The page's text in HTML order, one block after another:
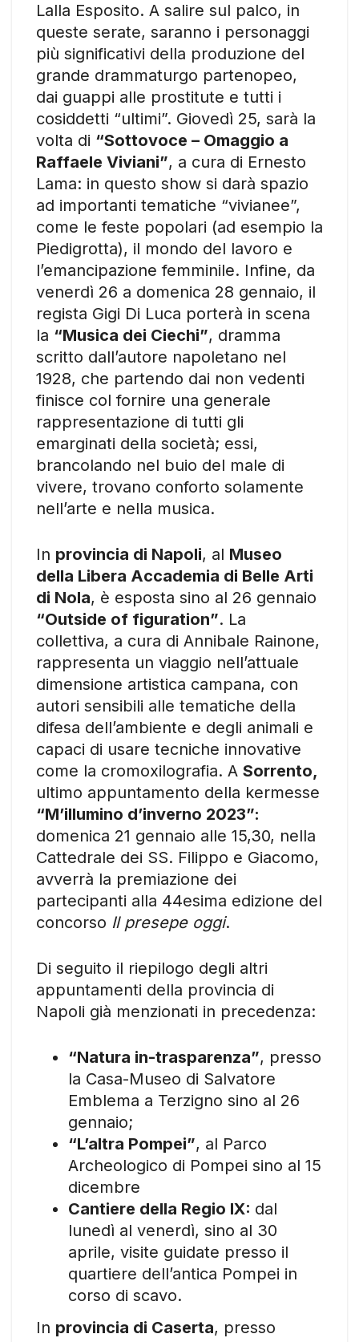
Lalla Esposito. A salire sul palco, in
queste serate, saranno i personaggi
più significativi della produzione del
grande drammaturgo partenopeo,
dai guappi alle prostitute e tutti i
cosiddetti “ultimi”. Giovedì 25, sarà la
volta di “Sottovoce – Omaggio a
Raffaele Viviani”, a cura di Ernesto
Lama: in questo show si darà spazio
ad importanti tematiche “vivianee”,
come le feste popolari (ad esempio la
Piedigrotta), il mondo del lavoro e
l’emancipazione femminile. Infine, da
venerdì 26 a domenica 28 gennaio, il
regista Gigi Di Luca porterà in scena
la “Musica dei Ciechi”, dramma
scritto dall’autore napoletano nel
1928, che partendo dai non vedenti
finisce col fornire una generale
rappresentazione di tutti gli
emarginati della società; essi,
brancolando nel buio del male di
vivere, trovano conforto solamente
nell’arte e nella musica.
In provincia di Napoli, al Museo
della Libera Accademia di Belle Arti
di Nola, è esposta sino al 26 gennaio
“Outside of figuration”. La
collettiva, a cura di Annibale Rainone,
rappresenta un viaggio nell’attuale
dimensione artistica campana, con
autori sensibili alle tematiche della
difesa dell’ambiente e degli animali e
capaci di usare tecniche innovative
come la cromoxilografia. A Sorrento,
ultimo appuntamento della kermesse
“M’illumino d’inverno 2023”:
domenica 21 gennaio alle 15,30, nella
Cattedrale dei SS. Filippo e Giacomo,
avverrà la premiazione dei
partecipanti alla 44esima edizione del
concorso Il presepe oggi.
Di seguito il riepilogo degli altri
appuntamenti della provincia di
Napoli già menzionati in precedenza:
“Natura in-trasparenza”, presso
la Casa-Museo di Salvatore
Emblema a Terzigno sino al 26
gennaio;
“L’altra Pompei”, al Parco
Archeologico di Pompei sino al 15
dicembre
Cantiere della Regio IX: dal
lunedì al venerdì, sino al 30
aprile, visite guidate presso il
quartiere dell’antica Pompei in
corso di scavo.
In provincia di Caserta, presso